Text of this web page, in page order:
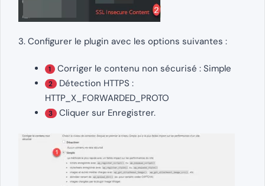
3. Configurer le plugin avec les options suivantes :
1 Corriger le contenu non sécurisé : Simple
2 Détection HTTPS :
HTTP_X_FORWARDED_PROTO
3 Cliquer sur Enregistrer.